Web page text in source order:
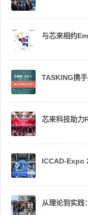
与芯来相约
TASKING携
芯来科技助力
ICCAD-Expo
从理论到实践